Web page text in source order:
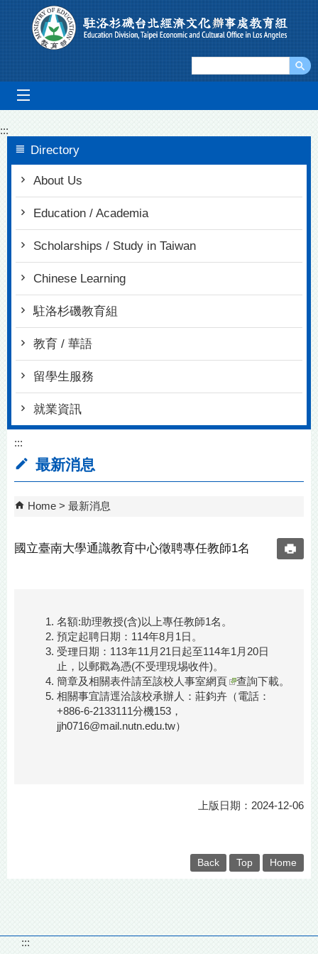
Go To Content
:::
Directory
About Us
Education / Academia
Scholarships / Study in Taiwan
Chinese Learning
駐洛杉磯教育組
教育 / 華語
留學生服務
就業資訊
:::
最新消息
Home 最新消息
國立臺南大學通識教育中心徵聘專任教師1名
名額:助理教授(含)以上專任教師1名。
預定起聘日期：114年8月1日。
受理日期：113年11月21日起至114年1月20日
止，以郵戳為憑(不受理現埸收件)。
簡章及相關表件請至該校人事室網頁
查詢下載。
相關事宜請逕洽該校承辦人：莊鈞卉（電話：
+886-6-2133111分機153，
jjh0716@mail.nutn.edu.tw）
上版日期：2024-12-06
Back Top Home
:::